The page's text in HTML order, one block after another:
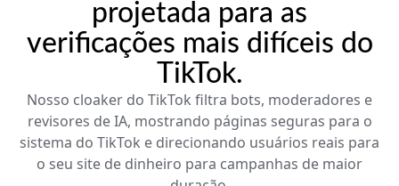
projetada para as
verificações mais difíceis do
TikTok.
Nosso cloaker do TikTok filtra bots, moderadores e
revisores de IA, mostrando páginas seguras para o
sistema do TikTok e direcionando usuários reais para
o seu site de dinheiro para campanhas de maior